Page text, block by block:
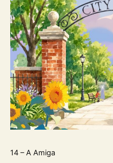
14 – A Amiga